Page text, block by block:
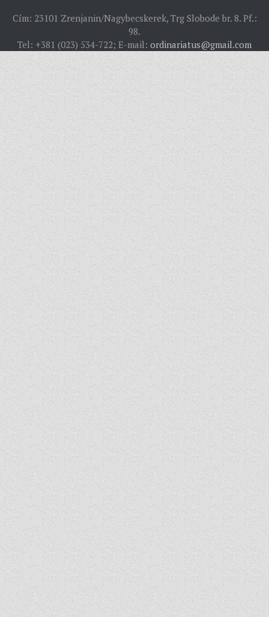
EGYHÁZMEGYEI LEVÉLTÁR
LELKIPÁSZTOROK
SZERZETESRENDEK
IN MEMORIAM
PLÉBÁNIÁK
ÉSZAKI ESPERESSÉG
KÖZPONTI ESPERESSÉG
DÉLI ESPERESSÉG
ARCHÍVUM
ARCHÍV ÉLETKÉPEK
SZINÓDUS
ORGANIGRAMMA
PÜSPÖKI DEKRÉTUM
ZSINATI IMA
ZSINAT MOTTÓJA, LOGÓJA
ZSINATI IRODA
KOORDINÁLÓ BIZOTTSÁG
ZSINATI TAGOK
MUNKADOKUMENTUMOK
ZSINATI HÍREK-ÚJSÁG
PASZTORÁLSZOCIOLÓGIAI FELMÉRÉS
KISKORÚAK VÉDELME
„GYERMEKVÉDELMI” KIHÍVÁSOK KÁNONJOGI
MEGKÖZELÍTÉSBEN
Cím: 23101 Zrenjanin/Nagybecskerek, Trg Slobode br. 8. Pf.:
98.
Tel: +381 (023) 534-722; E-mail: ordinariatus@gmail.com